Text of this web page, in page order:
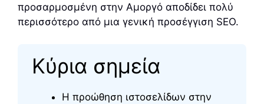
προσαρμοσμένη στην Αμοργό αποδίδει πολύ
περισσότερο από μια γενική προσέγγιση SEO.
Κύρια σημεία
Η προώθηση ιστοσελίδων στην